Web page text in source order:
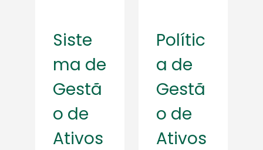
Siste
ma de
Gestã
o de
Ativos
Polític
a de
Gestã
o de
Ativos